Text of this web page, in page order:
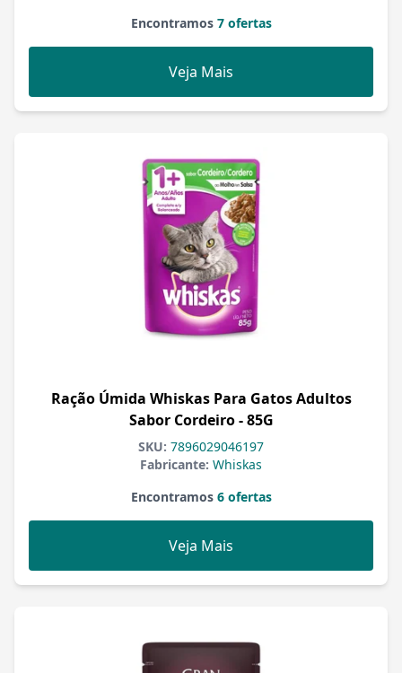
Encontramos7 ofertas
Veja Mais
Ração Úmida Whiskas Para Gatos Adultos
Sabor Cordeiro - 85G
SKU: 7896029046197
Fabricante: Whiskas
Encontramos6 ofertas
Veja Mais